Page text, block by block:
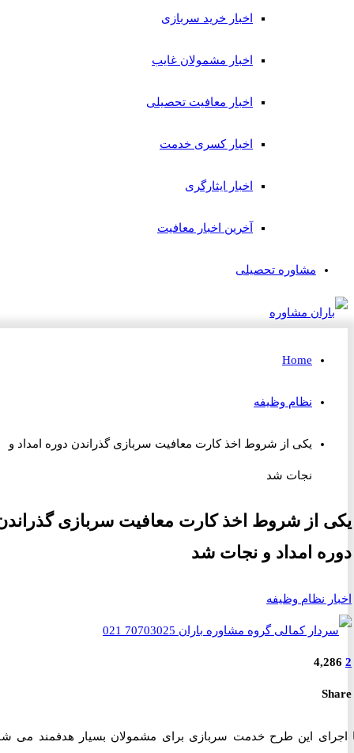
اخبار خرید سربازی
اخبار مشمولان غایب
اخبار معافیت تحصیلی
اخبار کسری خدمت
اخبار ایثارگری
آخرین اخبار معافیت
مشاوره تحصیلی
Home
نظام وظیفه
یکی از شروط اخذ کارت معافیت سربازی گذراندن دوره امداد و
نجات شد
از شروط اخذ کارت معافیت سربازی گذراندن
امداد و نجات شد
نظام وظیفه
این طرح خدمت سربازی برای مشمولان بسیار هدفمند می شود.